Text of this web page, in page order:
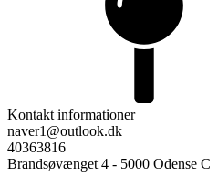
Kontakt informationer
naver1@outlook.dk
40363816
Brandsøvænget 4 - 5000 Odense C